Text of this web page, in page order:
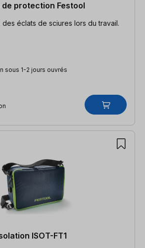
de protection Festool
éclats de sciures lors du travail.
sous 1-2 jours ouvrés
ISOT-FT1